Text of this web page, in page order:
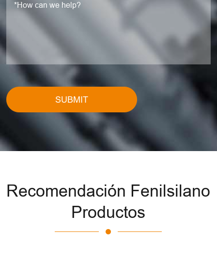
SUBMIT
Recomendación Fenilsilano
Productos